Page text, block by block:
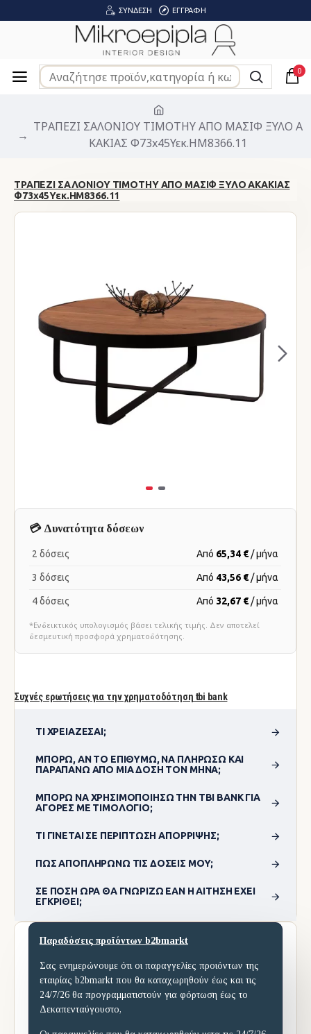
ΣΎΝΔΕΣΗ ΕΓΓΡΑΦΉ
0
ΤΡΑΠΕΖΙ ΣΑΛΟΝΙΟΥ TIMOTHY ΑΠΟ ΜΑΣΙΦ ΞΥΛΟ Α
ΚΑΚΙΑΣ Φ73x45Υεκ.HM8366.11
ΤΡΑΠΕΖΙ ΣΑΛΟΝΙΟΥ TIMOTHY ΑΠΟ ΜΑΣΙΦ ΞΥΛΟ ΑΚΑΚΙΑΣ
Φ73x45Υεκ.HM8366.11
Συχνές ερωτήσεις για την χρηματοδότηση tbi bank
ΤΙ ΧΡΕΙΆΖΕΣΑΙ;
ΜΠΟΡΏ, ΑΝ ΤΟ ΕΠΙΘΥΜΏ, ΝΑ ΠΛΗΡΏΣΩ ΚΑΙ
ΠΑΡΑΠΆΝΩ ΑΠΌ ΜΊΑ ΔΌΣΗ ΤΟΝ ΜΉΝΑ;
ΜΠΟΡΏ ΝΑ ΧΡΗΣΙΜΟΠΟΊΗΣΩ ΤΗΝ TBI BANK ΓΙΑ
ΑΓΟΡΈΣ ΜΕ ΤΙΜΟΛΌΓΙΟ;
ΤΙ ΓΊΝΕΤΑΙ ΣΕ ΠΕΡΊΠΤΩΣΗ ΑΠΌΡΡΙΨΗΣ;
ΠΏΣ ΑΠΟΠΛΗΡΏΝΩ ΤΙΣ ΔΌΣΕΙΣ ΜΟΥ;
ΣΕ ΠΌΣΗ ΏΡΑ ΘΑ ΓΝΩΡΊΖΩ ΕΆΝ Η ΑΊΤΗΣΗ ΈΧΕΙ
ΕΓΚΡΙΘΕΊ;
💳 Δυνατότητα δόσεων
2 δόσεις Από 65,34 € / μήνα
3 δόσεις Από 43,56 € / μήνα
4 δόσεις Από 32,67 € / μήνα
*Ενδεικτικός υπολογισμός βάσει τελικής τιμής. Δεν αποτελεί
δεσμευτική προσφορά χρηματοδότησης.
Παραδόσεις προϊόντων b2bmarkt
Σας ενημερώνουμε ότι οι παραγγελίες προιόντων της
εταιρίας b2bmarkt που θα καταχωρηθούν έως και τις
24/7/26 θα προγραμματιστούν για φόρτωση έως το
Δεκαπενταύγουστο,